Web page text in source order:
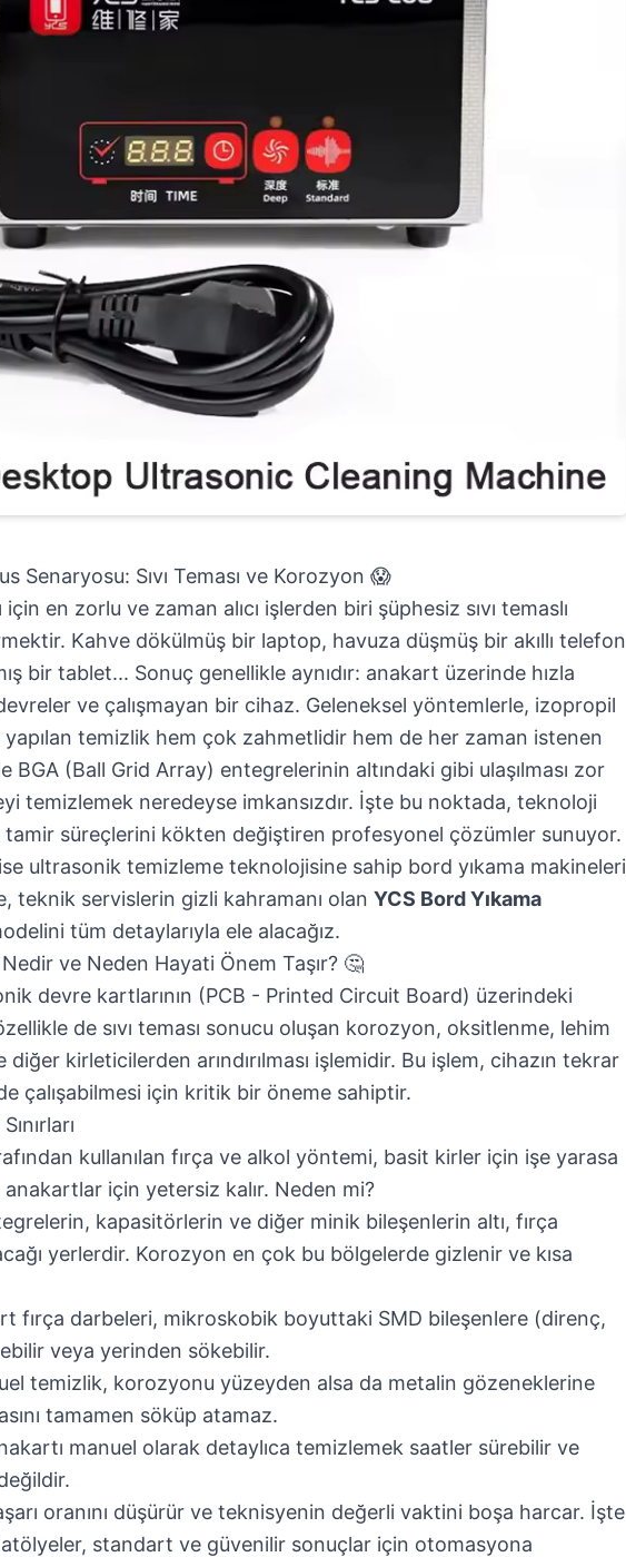
Senaryosu: Sıvı Teması ve Korozyon 😱
en zorlu ve zaman alıcı işlerden biri şüphesiz sıvı temaslı
Kahve dökülmüş bir laptop, havuza düşmüş bir akıllı telefon
bir tablet... Sonuç genellikle aynıdır: anakart üzerinde hızla
ve çalışmayan bir cihaz. Geleneksel yöntemlerle, izopropil
yapılan temizlik hem çok zahmetlidir hem de her zaman istenen
BGA (Ball Grid Array) entegrelerinin altındaki gibi ulaşılması zor
temizlemek neredeyse imkansızdır. İşte bu noktada, teknoloji
tamir süreçlerini kökten değiştiren profesyonel çözümler sunuyor.
ultrasonik temizleme teknolojisine sahip bord yıkama makineleri
teknik servislerin gizli kahramanı olan YCS Bord Yıkama
tüm detaylarıyla ele alacağız.
ve Neden Hayati Önem Taşır? 🤔
devre kartlarının (PCB - Printed Circuit Board) üzerindeki
de sıvı teması sonucu oluşan korozyon, oksitlenme, lehim
diğer kirleticilerden arındırılması işlemidir. Bu işlem, cihazın tekrar
çalışabilmesi için kritik bir öneme sahiptir.
kullanılan fırça ve alkol yöntemi, basit kirler için işe yarasa
için yetersiz kalır. Neden mi?
kapasitörlerin ve diğer minik bileşenlerin altı, fırça
yerlerdir. Korozyon en çok bu bölgelerde gizlenir ve kısa
fırça darbeleri, mikroskobik boyuttaki SMD bileşenlere (direnç,
veya yerinden sökebilir.
temizlik, korozyonu yüzeyden alsa da metalin gözeneklerine
tamamen söküp atamaz.
manuel olarak detaylıca temizlemek saatler sürebilir ve
oranını düşürür ve teknisyenin değerli vaktini boşa harcar. İşte
standart ve güvenilir sonuçlar için otomasyona